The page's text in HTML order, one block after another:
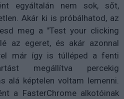
egyáltalán nem sok, sőt,
Akár ki is próbálhatod, az
meg a "Test your clicking
az egeret, és akár azonnal
már így is túlléped a fenti
megállítva percekig
alá képtelen voltam lemenni.
a FasterChrome alkotóinak